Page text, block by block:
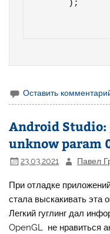
Оставить
Android
unknow param
23.03.2021 Павел
При отладке
стала выскакивать эта
Легкий гуглинг дал
OpenGL не нравиться